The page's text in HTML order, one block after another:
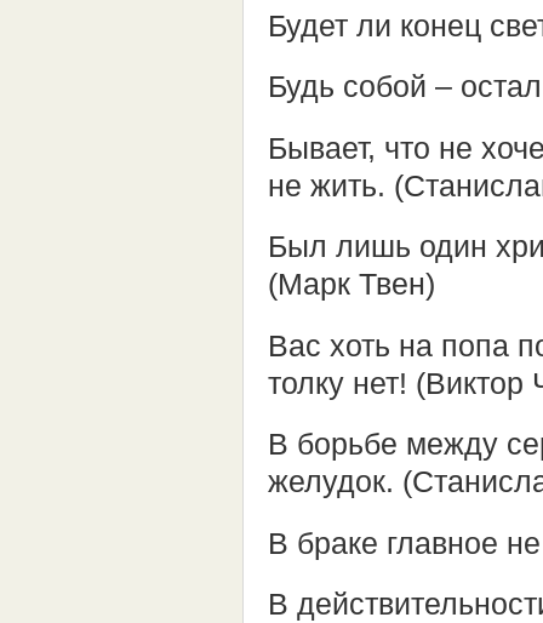
Будет ли конец
Будь собой –
Бывает, что не
не жить.
Был лишь один
(Марк Твен)
Вас хоть на попа
толку нет!
В борьбе между
желудок.
В браке главное
В